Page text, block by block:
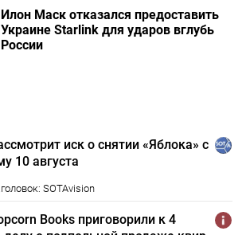
Илон Маск отказался предоставить
Украине Starlink для ударов вглубь
России